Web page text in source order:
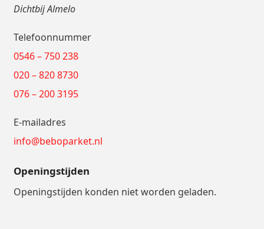
Dichtbij Almelo
Telefoonnummer
0546 – 750 238
020 – 820 8730
076 – 200 3195
E-mailadres
info@beboparket.nl
Openingstijden
Openingstijden konden niet worden geladen.